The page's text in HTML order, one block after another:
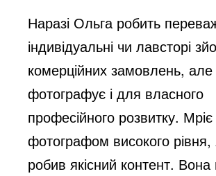
Наразі Ольга робить
індивідуальні чи лавсторі
комерційних замовлень,
фотографує і для власного
професійного розвитку. Мріє
фотографом високого рівня,
робив якісний контент.